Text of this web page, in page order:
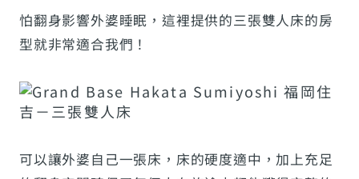
怕翻身影響外婆睡眠，這裡提供的三張雙人床的房
型就非常適合我們！
可以讓外婆自己一張床，床的硬度適中，加上充足